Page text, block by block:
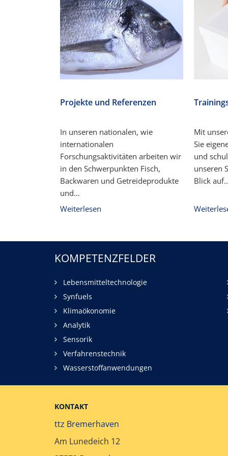
Projekte und Referenzen
In unseren nationalen, wie
internationalen
Forschungsaktivitäten arbeiten wir
in den Schwerpunkten Fisch,
Backwaren und Getreideprodukte
und…
Weiterlesen
Mit
Sie
und
unseren
Blick
KOMPETENZFELDER
Lebensmitteltechnologie
Synfuels
Klimaökonomie
Analytik
Sensorik
Verfahrenstechnik
Wasserstoffanwendungen
KONTAKT
ttz Bremerhaven
Am Lunedeich 12